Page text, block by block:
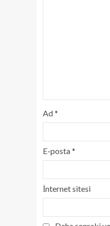
Ad*
E-posta*
İnternet sitesi